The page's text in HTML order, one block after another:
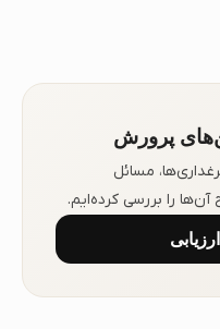
پرورش
مسائل
را بررسی کرده‌ایم.